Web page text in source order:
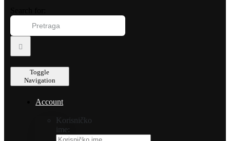
Toggle
Navigation
Account
Korisničko
ime: